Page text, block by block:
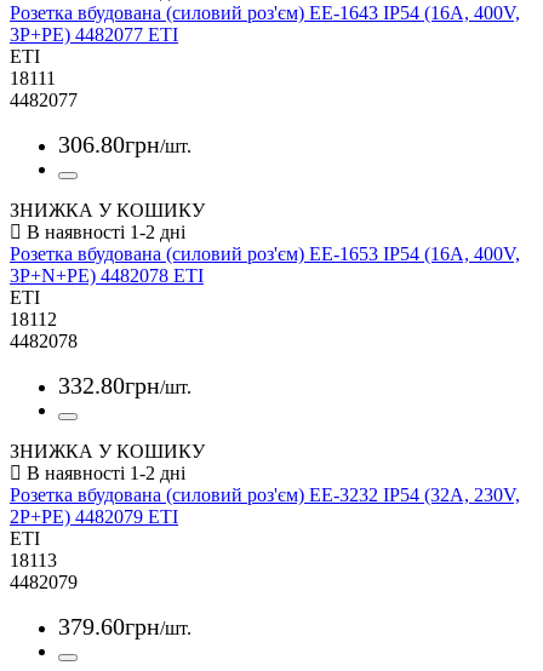
Розетка вбудована (силовий роз'єм) EE-1643 IP54 (16A, 400V,
3P+PE) 4482077 ETI
ETI
18111
4482077
306.80грн/шт.
ЗНИЖКА У КОШИКУ
Розетка вбудована (силовий роз'єм) EE-1653 IP54 (16A, 400V,
3P+N+PE) 4482078 ETI
ETI
18112
4482078
332.80грн/шт.
ЗНИЖКА У КОШИКУ
Розетка вбудована (силовий роз'єм) EE-3232 IP54 (32A, 230V,
2P+PE) 4482079 ETI
ETI
18113
4482079
379.60грн/шт.